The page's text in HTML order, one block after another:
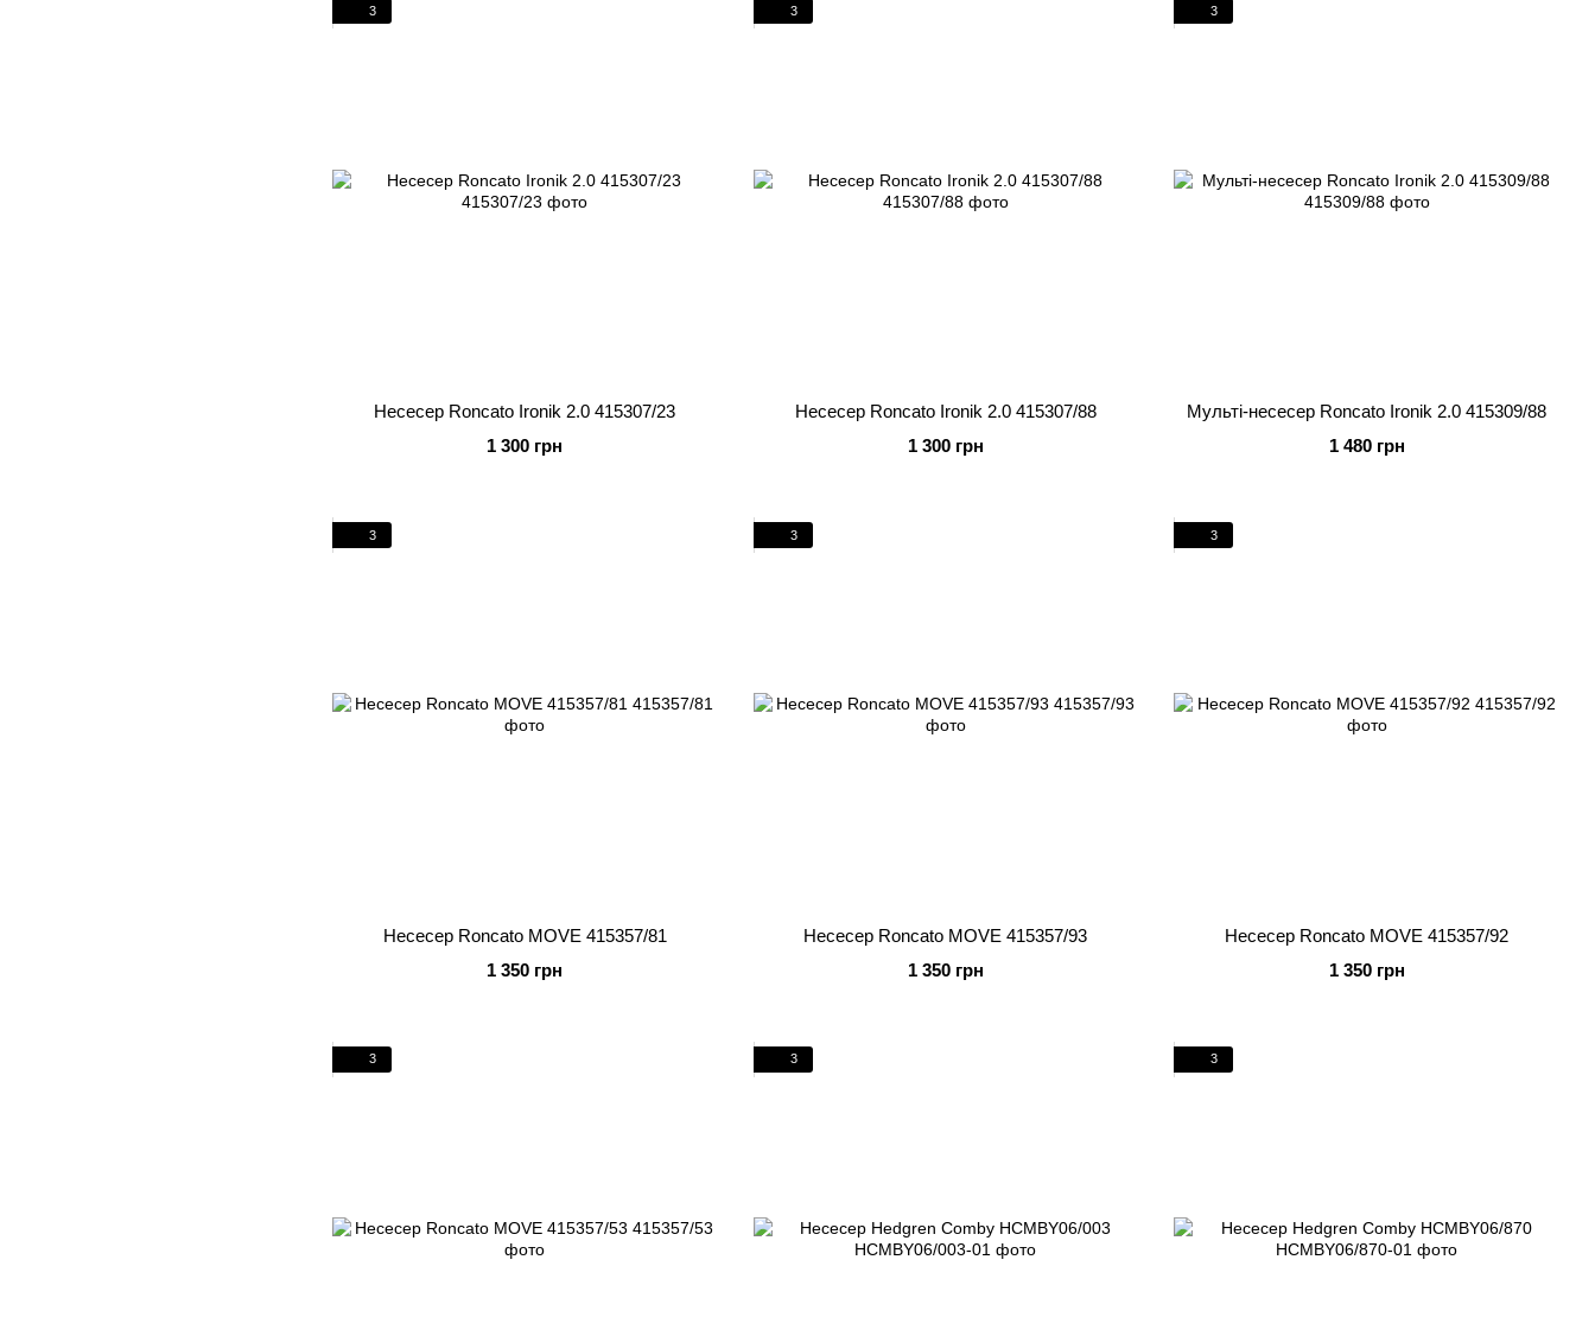
3
Несесер Roncato Ironik 2.0 415307/23
1 300 грн
3
Несесер Roncato Ironik 2.0 415307/88
1 300 грн
3
Мульті-несесер Roncato Ironik 2.0 415309/88
1 480 грн
3
Несесер Roncato MOVE 415357/81
1 350 грн
3
Несесер Roncato MOVE 415357/93
1 350 грн
3
Несесер Roncato MOVE 415357/92
1 350 грн
3 3 3